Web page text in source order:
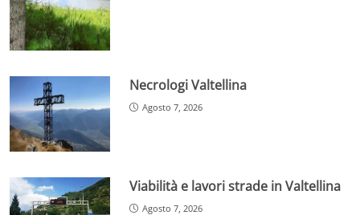
Necrologi Valtellina
Agosto 7, 2026
Viabilità e lavori strade in Valtellina
Agosto 7, 2026